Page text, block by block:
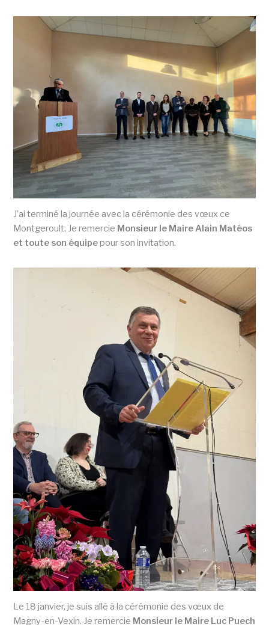
J’ai terminé la journée avec la cérémonie des vœux ce
Montgeroult. Je remercie Monsieur le Maire Alain Matéos
et toute son équipepour son invitation.
Le 18 janvier, je suis allé à la cérémonie des vœux de
Magny-en-Vexin. Je remercie Monsieur le Maire Luc Puech